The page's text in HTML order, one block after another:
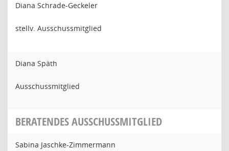
Diana Schrade-Geckeler
stellv. Ausschussmitglied
Diana Späth
Ausschussmitglied
BERATENDES AUSSCHUSSMITGLIED
Sabina Jaschke-Zimmermann